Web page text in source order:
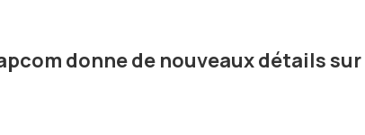
donne de nouveaux détails